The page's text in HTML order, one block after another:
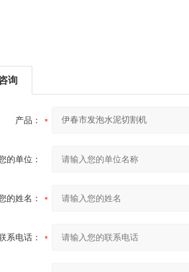
询
产品：
的单位：
的姓名：
系电话：